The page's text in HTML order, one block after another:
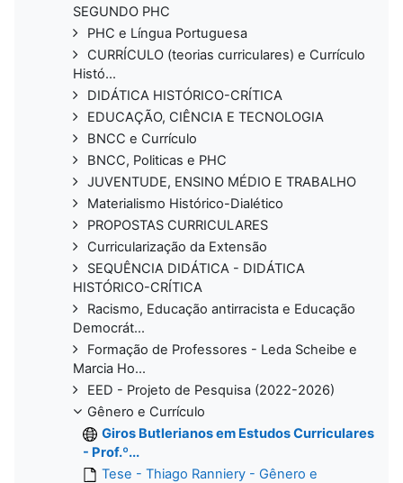
SEGUNDO PHC
PHC e Língua Portuguesa
CURRÍCULO (teorias curriculares) e Currículo
Histó...
DIDÁTICA HISTÓRICO-CRÍTICA
EDUCAÇÃO, CIÊNCIA E TECNOLOGIA
BNCC e Currículo
BNCC, Politicas e PHC
JUVENTUDE, ENSINO MÉDIO E TRABALHO
Materialismo Histórico-Dialético
PROPOSTAS CURRICULARES
Curricularização da Extensão
SEQUÊNCIA DIDÁTICA - DIDÁTICA
HISTÓRICO-CRÍTICA
Racismo, Educação antirracista e Educação
Democrát...
Formação de Professores - Leda Scheibe e
Marcia Ho...
EED - Projeto de Pesquisa (2022-2026)
Gênero e Currículo
Giros Butlerianos em Estudos Curriculares
- Prof.º...
Tese - Thiago Ranniery - Gênero e